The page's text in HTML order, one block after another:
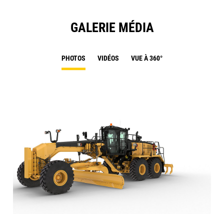
GALERIE MÉDIA
PHOTOS VIDÉOS VUE À 360°